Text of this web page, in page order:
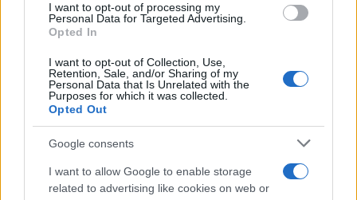
I want to opt-out of processing my
Personal Data for Targeted Advertising.
Opted In
I want to opt-out of Collection, Use,
Retention, Sale, and/or Sharing of my
Personal Data that Is Unrelated with the
Purposes for which it was collected.
Opted Out
Google consents
I want to allow Google to enable storage
related to advertising like cookies on web or
Αν τα χάσατε